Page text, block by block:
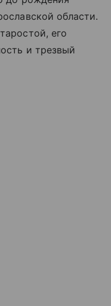
области.
его
и трезвый